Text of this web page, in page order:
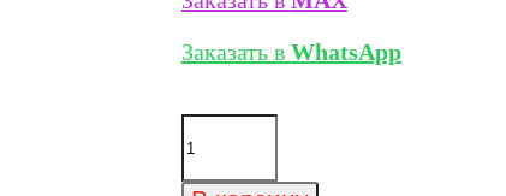
Заказать в WhatsApp
Количество
товара
Schlutte